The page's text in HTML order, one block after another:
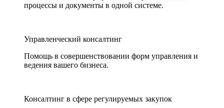
процессы и документы в одной системе.
Управленческий консалтинг
Помощь в совершенствовании форм управления и
ведения вашего бизнеса.
Консалтинг в сфере регулируемых закупок